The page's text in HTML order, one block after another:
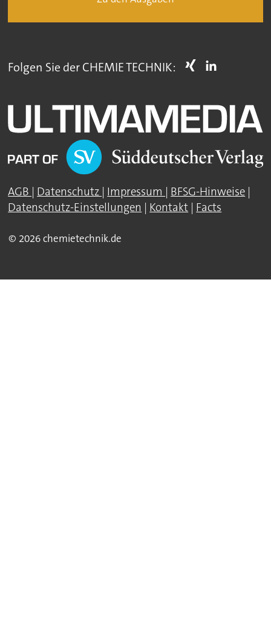
Folgen Sie der CHEMIE TECHNIK:
AGB | Datenschutz | Impressum | BFSG-Hinweise |
Datenschutz-Einstellungen | Kontakt | Facts
© 2026 chemietechnik.de